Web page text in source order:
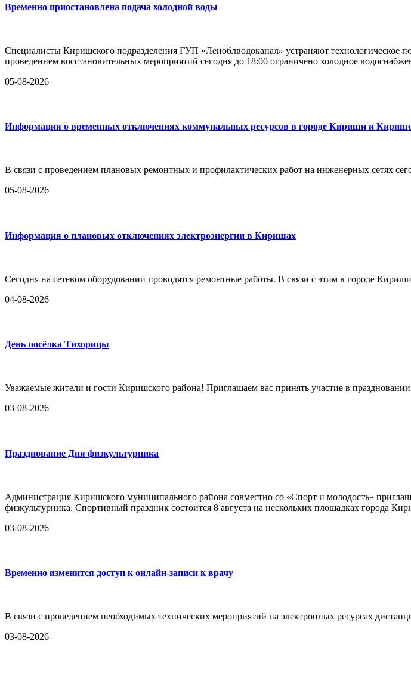
Временно приостановлена подача холодной воды
Специалисты Киришского подразделения ГУП «Леноблводоканал» устраняют
проведением восстановительных мероприятий сегодня до 18:00 ограничено холодное
05-08-2026
Информация о временных отключениях коммунальных ресурсов в городе Кириши и
В связи с проведением плановых ремонтных и профилактических работ на инженерных сетях
05-08-2026
Информация о плановых отключениях электроэнергии в Киришах
Сегодня на сетевом оборудовании проводятся ремонтные работы. В связи с этим в городе
04-08-2026
День посёлка Тихорицы
Уважаемые жители и гости Киришского района! Приглашаем вас принять участие в
03-08-2026
Празднование Дня физкультурника
Администрация Киришского муниципального района совместно со «Спорт и молодость»
физкультурника. Спортивный праздник состоится 8 августа на нескольких площадках города
03-08-2026
Временно изменится доступ к онлайн-записи к врачу
В связи с проведением необходимых технических мероприятий на электронных ресурсах
03-08-2026